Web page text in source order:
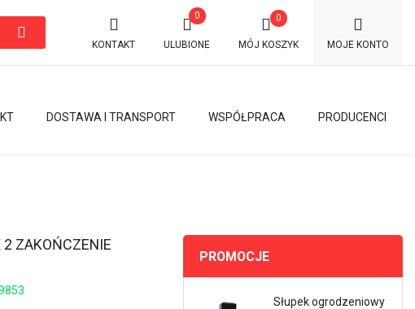
KONTAKT
0
ULUBIONE MÓJ KOSZYK
0
MOJE KONTO
PRODUCENCI
WSPÓŁPRACA
DOSTAWA I TRANSPORT
2 ZAKOŃCZENIE
PROMOCJE
Słupek ogrodzeniowy